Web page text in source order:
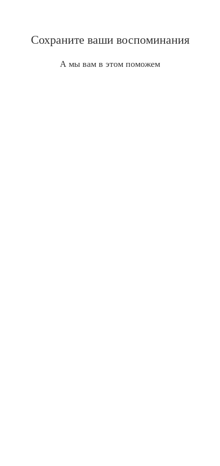
Сохраните ваши воспоминания
А мы вам в этом поможем